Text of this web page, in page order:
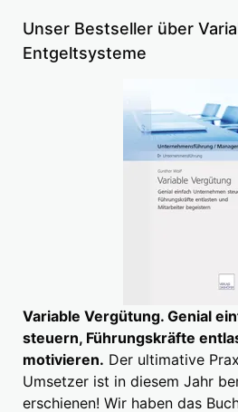
Unser Bestseller über
Entgeltsysteme
Variable Vergütung. Genial
steuern, Führungskräfte
motivieren. Der ultimative
Umsetzer ist in diesem Jahr
erschienen! Wir haben das